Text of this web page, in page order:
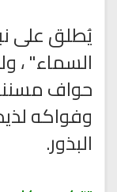
يُطلق على
السماء" ،
حواف
وفواكه
البذور.